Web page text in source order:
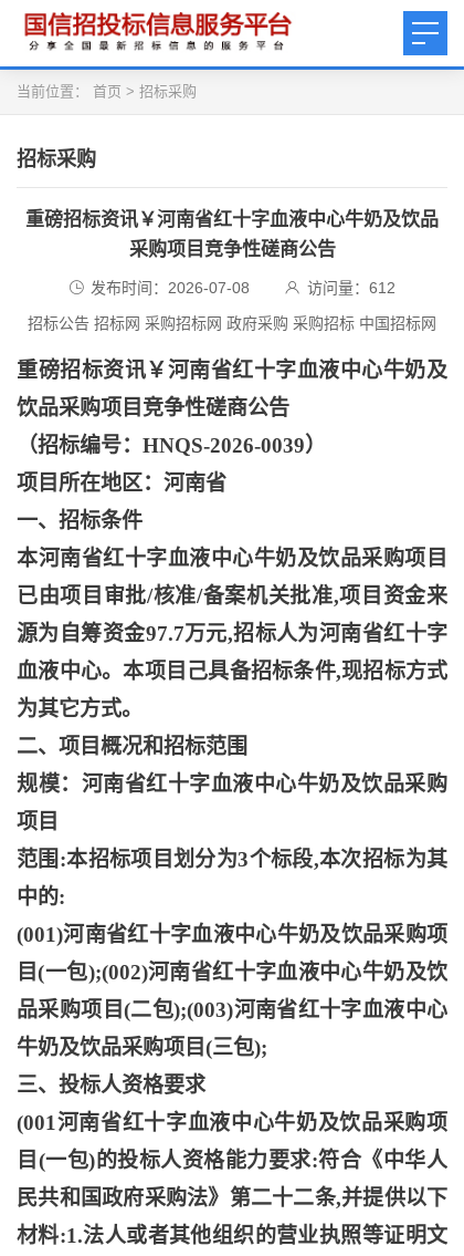
当前位置： 首页 > 招标采购
招标采购
重磅招标资讯￥河南省红十字血液中心牛奶及饮品
采购项目竞争性磋商公告
发布时间：2026-07-08 访问量： 612
招标公告 招标网 采购招标网 政府采购 采购招标 中国招标网
重磅招标资讯￥河南省红十字血液中心牛奶及
饮品采购项目竞争性磋商公告
（招标编号： HNQS-2026-0039）
项目所在地区：河南省
一、招标条件
本河南省红十字血液中心牛奶及饮品采购项目
已由项目审批/核准/备案机关批准,项目资金来
源为自筹资金97.7万元,招标人为河南省红十字
血液中心。本项目己具备招标条件,现招标方式
为其它方式。
二、项目概况和招标范围
规模：河南省红十字血液中心牛奶及饮品采购
项目
范围 :本招标项目划分为3个标段,本次招标为其
中的:
(001)河南省红十字血液中心牛奶及饮品采购项
目(一包);(002)河南省红十字血液中心牛奶及饮
品采购项目(二包);(003)河南省红十字血液中心
牛奶及饮品采购项目(三包);
三、投标人资格要求
(001河南省红十字血液中心牛奶及饮品采购项
目(一包)的投标人资格能力要求:符合《中华人
民共和国政府采购法》第二十二条,并提供以下
材料:1.法人或者其他组织的营业执照等证明文